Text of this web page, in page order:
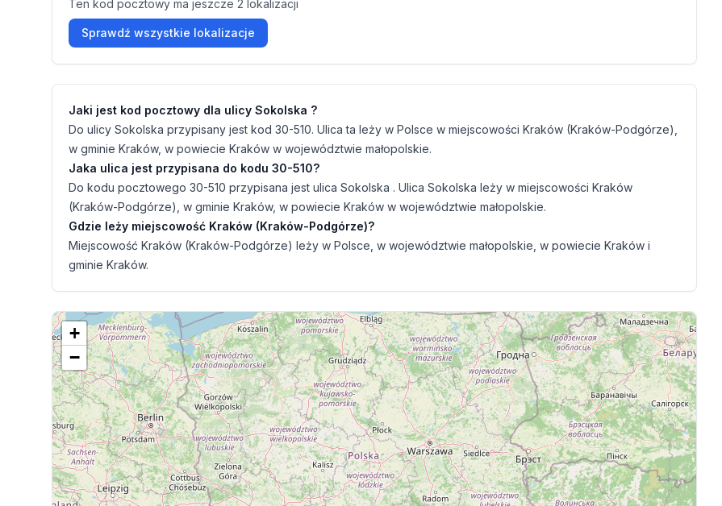
Ten kod pocztowy ma jeszcze 2 lokalizacji
Sprawdź wszystkie lokalizacje
Jaki jest kod pocztowy dla ulicy Sokolska ?
Do ulicy Sokolska przypisany jest kod 30-510. Ulica ta leży w Polsce w miejscowości Kraków (Kraków-Podgórze),
w gminie Kraków, w powiecie Kraków w województwie małopolskie.
Jaka ulica jest przypisana do kodu 30-510?
Do kodu pocztowego 30-510 przypisana jest ulica Sokolska . Ulica Sokolska leży w miejscowości Kraków
(Kraków-Podgórze), w gminie Kraków, w powiecie Kraków w województwie małopolskie.
Gdzie leży miejscowość Kraków (Kraków-Podgórze)?
Miejscowość Kraków (Kraków-Podgórze) leży w Polsce, w województwie małopolskie, w powiecie Kraków i
gminie Kraków.
+
−